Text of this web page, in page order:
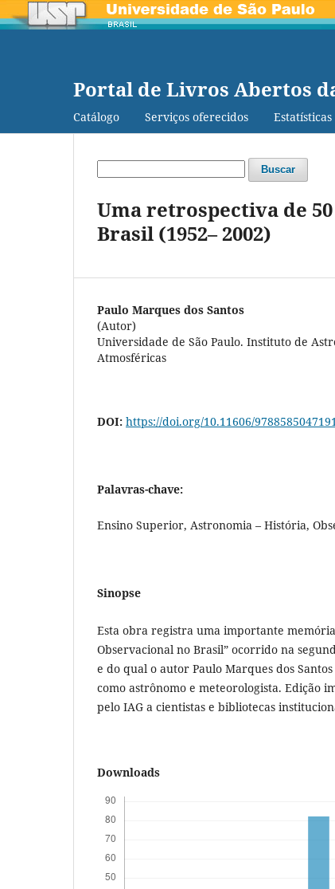
Portal de Livros Abertos
Catálogo Serviços oferecidos Estatísticas
Buscar
Uma retrospectiva de
Brasil (1952– 2002)
Paulo Marques dos Santos
(Autor)
Universidade de São Paulo. Instituto de
Atmosféricas
DOI: https://doi.org/10.11606/
Palavras-chave:
Ensino Superior, Astronomia – História,
Sinopse
Esta obra registra uma importante
Observacional no Brasil” ocorrido na
e do qual o autor Paulo Marques dos
como astrônomo e meteorologista. Edição
pelo IAG a cientistas e bibliotecas
Downloads